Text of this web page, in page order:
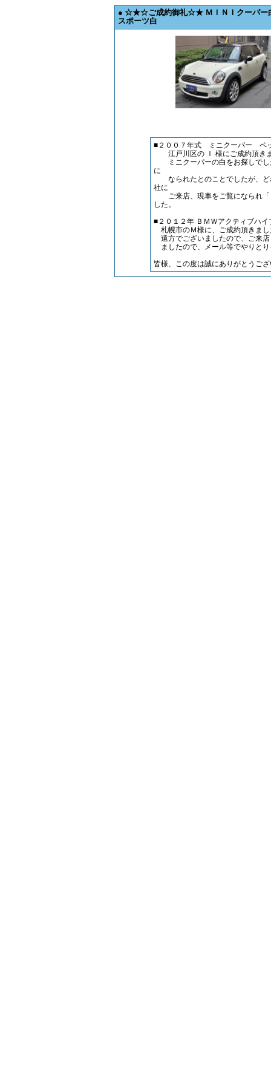
● ☆★☆ご成約御礼☆★ ＭＩＮＩクーパー
スポーツ白
■２００７年式 ミニクーパー ペ
江戸川区の Ｉ 様にご成約頂き
ミニクーパーの白をお探しでし
に
なられたとのことでしたが、ど
社に
ご来店、現車をご覧になられ「
した。
■２０１２年 ＢＭＷアクティブ
札幌市のＭ様に、ご成約頂きまし
遠方でございましたので、ご来
ましたので、メール等でやりと
皆様、この度は誠にありがとうご